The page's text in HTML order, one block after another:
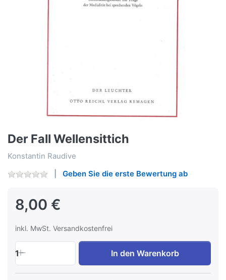
Der Fall Wellensittich
Konstantin Raudive
Geben Sie die erste Bewertung ab
8,00 €
inkl. MwSt. Versandkostenfrei
1 In den Warenkorb